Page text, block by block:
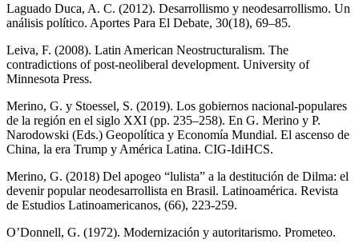
Laguado Duca, A. C. (2012). Desarrollismo y neodesarrollismo. Un
análisis político. Aportes Para El Debate, 30(18), 69–85.
Leiva, F. (2008). Latin American Neostructuralism. The
contradictions of post-neoliberal development. University of
Minnesota Press.
Merino, G. y Stoessel, S. (2019). Los gobiernos nacional-populares
de la región en el siglo XXI (pp. 235–258). En G. Merino y P.
Narodowski (Eds.) Geopolítica y Economía Mundial. El ascenso de
China, la era Trump y América Latina. CIG-IdiHCS.
Merino, G. (2018) Del apogeo “lulista” a la destitución de Dilma: el
devenir popular neodesarrollista en Brasil. Latinoamérica. Revista
de Estudios Latinoamericanos, (66), 223-259.
O’Donnell, G. (1972). Modernización y autoritarismo. Prometeo.